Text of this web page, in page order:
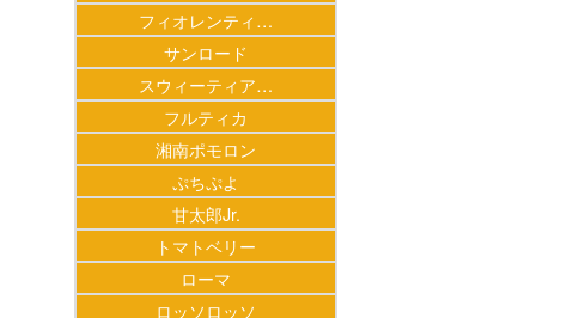
フィオレンティ…
サンロード
スウィーティア…
フルティカ
湘南ポモロン
ぷちぷよ
甘太郎Jr.
トマトベリー
ローマ
ロッソロッソ